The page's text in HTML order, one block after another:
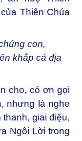
Thiên Chúa
con,
khắp cả địa
cho, có ơn gọi
nhưng là nghe
giai điệu,
Ngôi Lời trong